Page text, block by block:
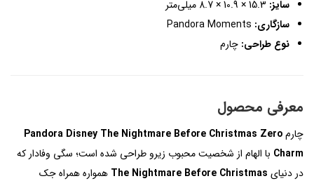
سایز:
سازگاری:
نوع طراحی: چارم
معرفی محصول
چارمPandora Disney The Nightmare Before Christmas Zero
Charm با الهام از شخصیت محبوب زیرو طراحی شده است؛ سگی وفادار که
در دنیای The Nightmare Before Christmas همواره همراه جک